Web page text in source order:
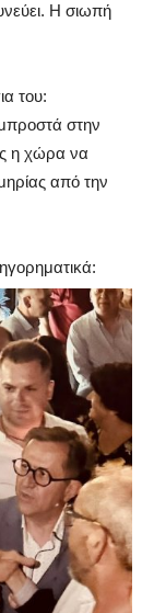
Η σιωπή
του:
στην
η χώρα να
από την